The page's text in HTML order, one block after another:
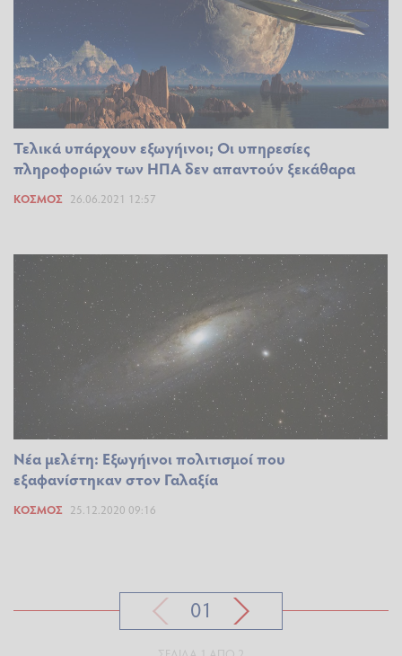
Τελικά υπάρχουν εξωγήινοι; Οι υπηρεσίες
πληροφοριών των ΗΠΑ δεν απαντούν ξεκάθαρα
ΚΌΣΜΟΣ 26.06.2021 12:57
Νέα μελέτη: Eξωγήινοι πολιτισμοί που
εξαφανίστηκαν στον Γαλαξία
ΚΌΣΜΟΣ 25.12.2020 09:16
01